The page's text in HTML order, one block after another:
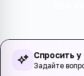
Спросить у
Задайте